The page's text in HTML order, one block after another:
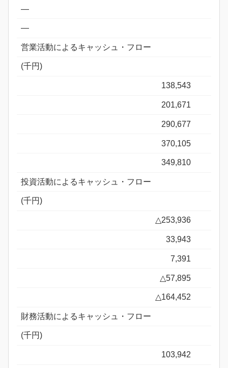
―
―
営業活動によるキャッシュ・フロー
(千円)
138,543
201,671
290,677
370,105
349,810
投資活動によるキャッシュ・フロー
(千円)
△253,936
33,943
7,391
△57,895
△164,452
財務活動によるキャッシュ・フロー
(千円)
103,942